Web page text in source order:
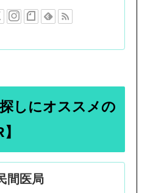
しにオススメの
間医局